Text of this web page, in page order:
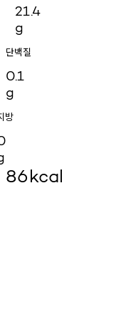
21.4
g
단백질
0.1
g
방
86kcal